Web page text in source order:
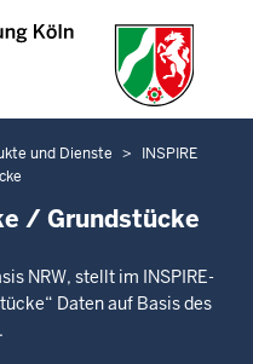
Inhalt
HAUPTMENÜ
und Dienste
INSPIRE
/ Grundstücke
NRW, stellt im INSPIRE-
Daten auf Basis des